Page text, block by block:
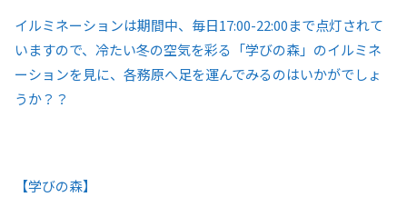
イルミネーションは期間中、毎日17:00-22:00まで点灯されて
いますので、冷たい冬の空気を彩る「学びの森」のイルミネ
ーションを見に、各務原へ足を運んでみるのはいかがでしょ
うか？？
【学びの森】